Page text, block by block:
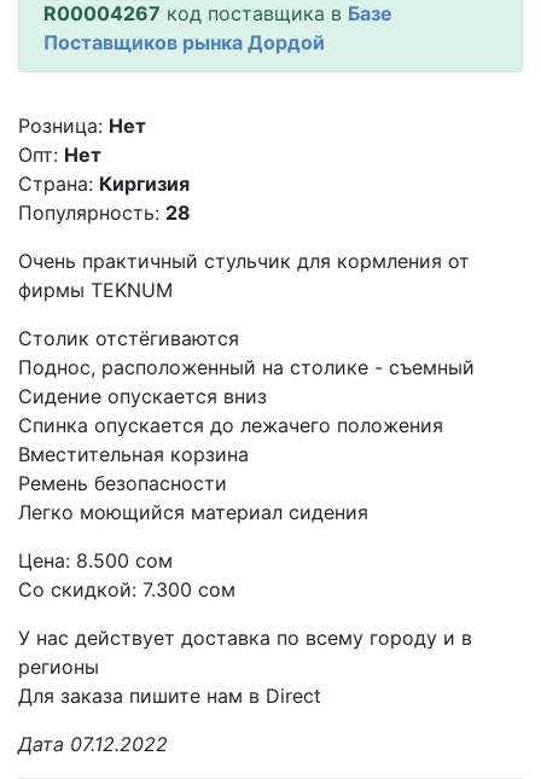
R00004267 код поставщика в Базе
Поставщиков рынка Дордой
Розница: Нет
Опт: Нет
Страна: Киргизия
Популярность: 28
Очень практичный стульчик для кормления от
фирмы TEKNUM
Столик отстёгиваются
Поднос, расположенный на столике - съемный
Сидение опускается вниз
Спинка опускается до лежачего положения
Вместительная корзина
Ремень безопасности
Легко моющийся материал сидения
Цена: 8.500 сом
Со скидкой: 7.300 сом
У нас действует доставка по всему городу и в
регионы
Для заказа пишите нам в Direct
Дата 07.12.2022